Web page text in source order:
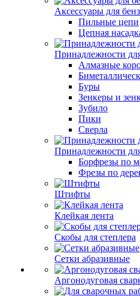
Аксессуары для
Пильные цепи
Цепная
Принадлежности
Алмазные
Буры
Зенкеры и
Зубило
Пики
Сверла
Принадлежности
Борфрезы по
Фрезы по
Штифты
Клейкая лента
Скобы для степлера
Сетки абразивные
Аргонодуговая